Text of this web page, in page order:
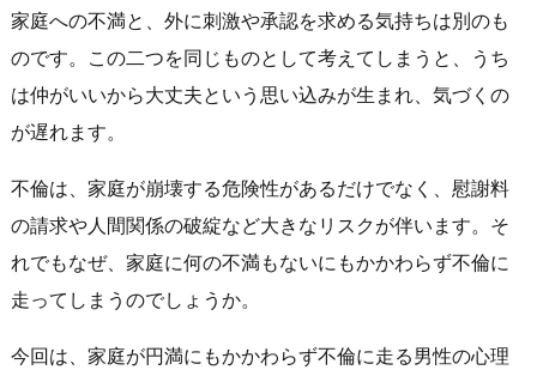
家庭への不満と、外に刺激や承認を求める気持ちは別のも
のです。この二つを同じものとして考えてしまうと、うち
は仲がいいから大丈夫という思い込みが生まれ、気づくの
が遅れます。
不倫は、家庭が崩壊する危険性があるだけでなく、慰謝料
の請求や人間関係の破綻など大きなリスクが伴います。そ
れでもなぜ、家庭に何の不満もないにもかかわらず不倫に
走ってしまうのでしょうか。
今回は、家庭が円満にもかかわらず不倫に走る男性の心理